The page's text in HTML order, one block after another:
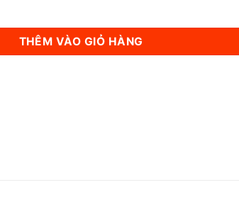
lượng
THÊM VÀO GIỎ HÀNG